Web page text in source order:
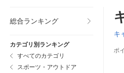
総合ランキング
カテゴリ別ランキング
すべてのカテゴリ
スポーツ・アウトドア
キ
ポ